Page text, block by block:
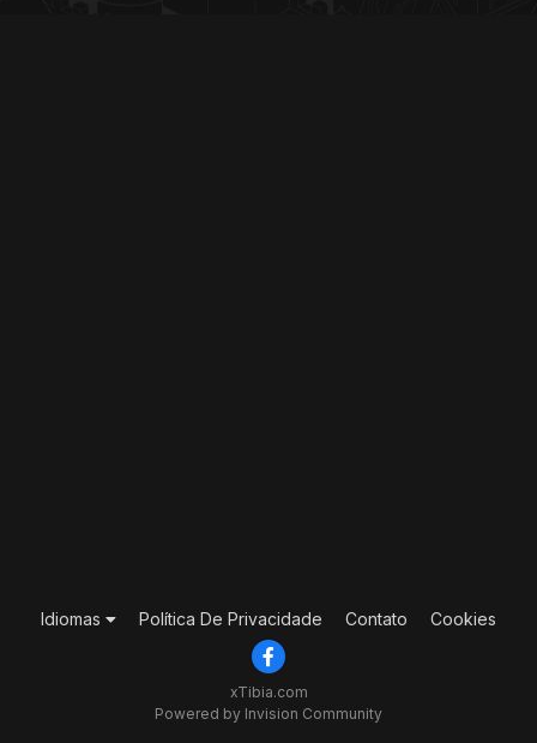
Idiomas Política De Privacidade Contato Cookies
xTibia.com
Powered by Invision Community